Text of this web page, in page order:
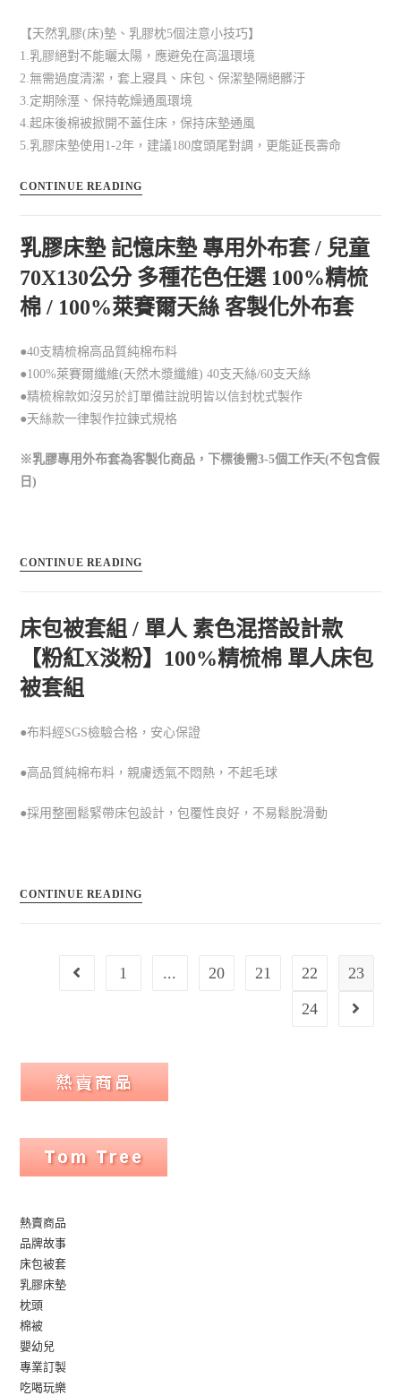
【天然乳膠(床)墊、乳膠枕5個注意小技巧】
1.乳膠絕對不能曬太陽，應避免在高溫環境
2.無需過度清潔，套上寢具、床包、保潔墊隔絕髒汙
3.定期除溼、保持乾燥通風環境
4.起床後棉被掀開不蓋住床，保持床墊通風
5.乳膠床墊使用1-2年，建議180度頭尾對調，更能延長壽命
CONTINUE READING
乳膠床墊 記憶床墊 專用外布套 / 兒童
70X130公分 多種花色任選 100%精梳
棉 / 100%萊賽爾天絲 客製化外布套
●40支精梳棉高品質純棉布料
●100%萊賽爾纖維(天然木漿纖維) 40支天絲/60支天絲
●精梳棉款如沒另於訂單備註說明皆以信封枕式製作
●天絲款一律製作拉鍊式規格
※乳膠專用外布套為客製化商品，下標後需3-5個工作天(不包含假
日)
CONTINUE READING
床包被套組 / 單人 素色混搭設計款
【粉紅X淡粉】100%精梳棉 單人床包
被套組
●布料經SGS檢驗合格，安心保證
●高品質純棉布料，親膚透氣不悶熱，不起毛球
●採用整圈鬆緊帶床包設計，包覆性良好，不易鬆脫滑動
CONTINUE READING
1 ... 20 21 22
23
24
熱賣商品
品牌故事
床包被套
乳膠床墊
枕頭
棉被
嬰幼兒
專業訂製
吃喝玩樂